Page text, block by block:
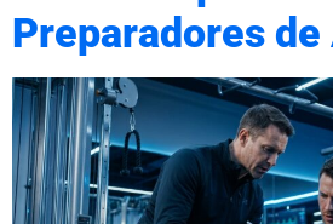
Preparadores